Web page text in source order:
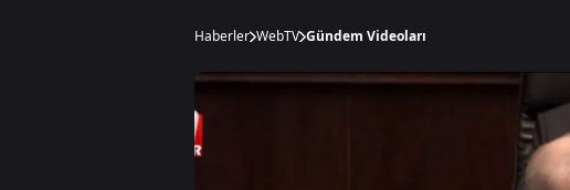
Haberler WebTV Gündem Videoları